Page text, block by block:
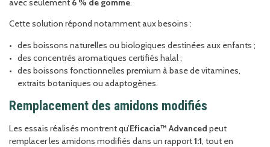
avec seulement 6 % de gomme.
Cette solution répond notamment aux besoins :
des boissons naturelles ou biologiques destinées aux enfants ;
des concentrés aromatiques certifiés halal ;
des boissons fonctionnelles premium à base de vitamines,
extraits botaniques ou adaptogènes.
Remplacement des amidons modifiés
Les essais réalisés montrent qu’Eficacia™ Advanced peut
remplacer les amidons modifiés dans un rapport1:1, tout en